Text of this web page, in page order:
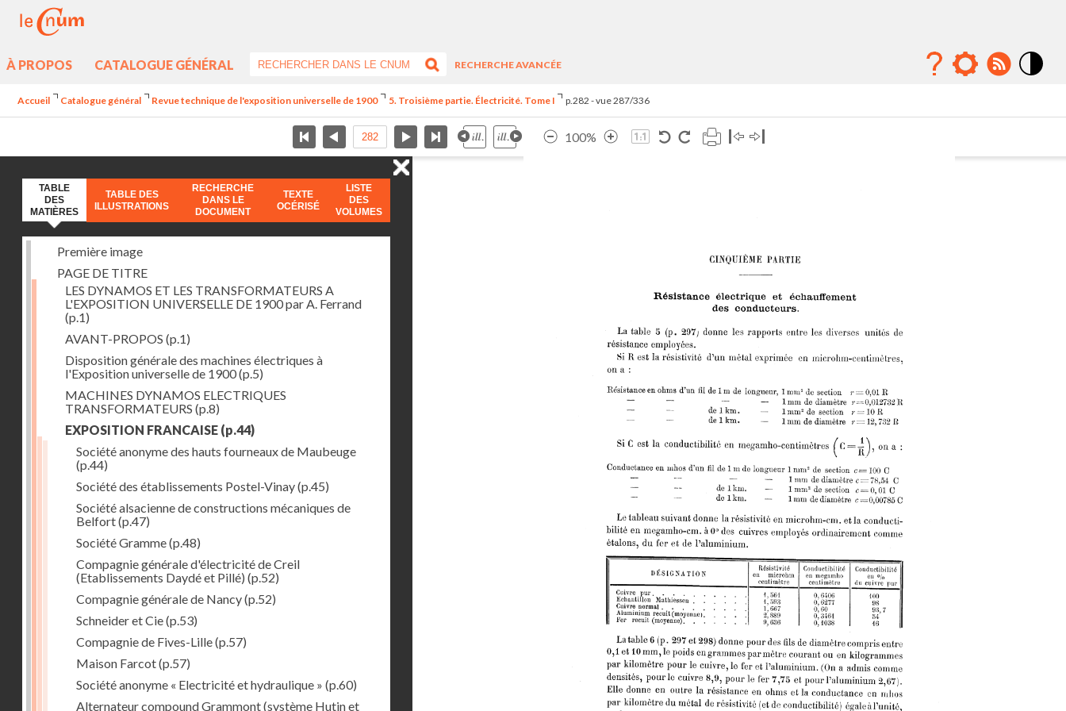
À PROPOS CATALOGUE GÉNÉRAL
RECHERCHE AVANCÉE
Accueil Catalogue général Revue technique de l'exposition universelle de 1900 5. Troisième partie. Électricité. Tome I p.282 - vue 287/336
100%
TABLE
DES
MATIÈRES
TABLE DES
ILLUSTRATIONS
RECHERCHE
DANS LE
DOCUMENT
TEXTE
OCÉRISÉ
LISTE
DES
VOLUMES
Première image
PAGE DE TITRE
LES DYNAMOS ET LES TRANSFORMATEURS A
L'EXPOSITION UNIVERSELLE DE 1900 par A. Ferrand
(p.1)
AVANT-PROPOS (p.1)
Disposition générale des machines électriques à
l'Exposition universelle de 1900(p.5)
MACHINES DYNAMOS ELECTRIQUES
TRANSFORMATEURS (p.8)
EXPOSITION FRANCAISE (p.44)
Société anonyme des hauts fourneaux de Maubeuge
(p.44)
Société des établissements Postel-Vinay(p.45)
Société alsacienne de constructions mécaniques de
Belfort(p.47)
Société Gramme(p.48)
Compagnie générale d'électricité de Creil
(Etablissements Daydé et Pillé) (p.52)
Compagnie générale de Nancy(p.52)
Schneider et Cie(p.53)
Compagnie de Fives-Lille(p.57)
Maison Farcot(p.57)
Société anonyme « Electricité et hydraulique » (p.60)
Alternateur compound Grammont (système Hutin et